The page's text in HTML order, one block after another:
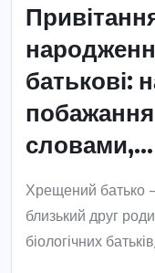
батькові:
словами,...
Хрещений батько
близький друг
біологічних